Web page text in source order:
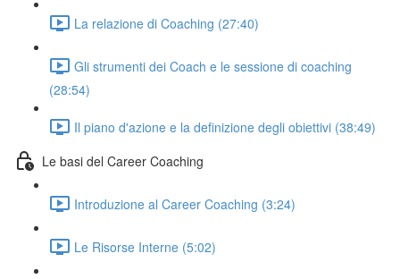
La relazione di Coaching (27:40)
Gli strumenti dei Coach e le sessione di coaching
(28:54)
Il piano d'azione e la definizione degli obiettivi (38:49)
Le basi del Career Coaching
Introduzione al Career Coaching (3:24)
Le Risorse Interne (5:02)